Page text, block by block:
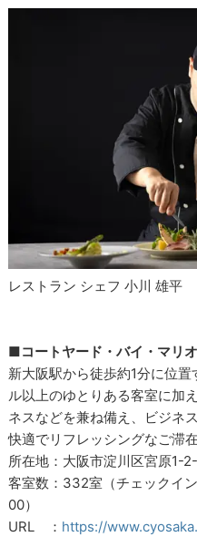
レストラン シェフ 小川 雄平
■コートヤード・バイ・マリ
新大阪駅から徒歩約1分に位
ル以上のゆとりある客室に加
ネスなどを兼ね備え、ビジネ
快適でリフレッシングなご滞
所在地：大阪市淀川区宮原1-
客室数：332室（チェックイ
00）
URL ： https://